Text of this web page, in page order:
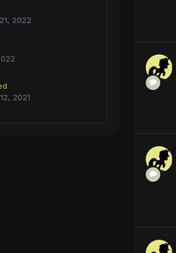
2022
2021